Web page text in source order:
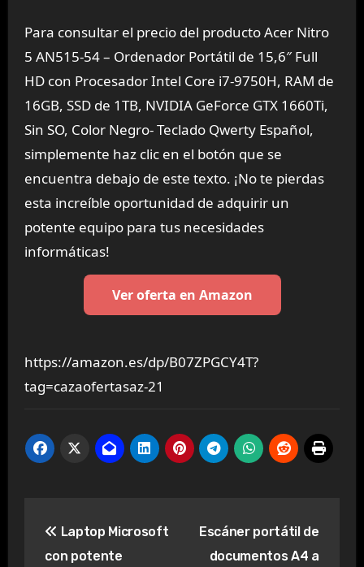
Para consultar el precio del producto Acer Nitro
5 AN515-54 – Ordenador Portátil de 15,6″ Full
HD con Procesador Intel Core i7-9750H, RAM de
16GB, SSD de 1TB, NVIDIA GeForce GTX 1660Ti,
Sin SO, Color Negro- Teclado Qwerty Español,
simplemente haz clic en el botón que se
encuentra debajo de este texto. ¡No te pierdas
esta increíble oportunidad de adquirir un
potente equipo para tus necesidades
informáticas!
Ver oferta en Amazon
https://amazon.es/dp/B07ZPGCY4T?
tag=cazaofertasaz-21
de
Laptop Microsoft
con potente
Escáner portátil de
documentos A4 a